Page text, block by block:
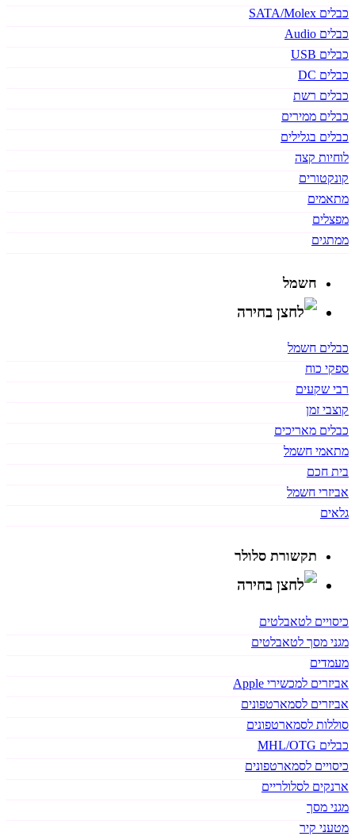
כבלים SATA/Molex
כבלים Audio
כבלים USB
כבלים DC
כבלים רשת
כבלים ממירים
כבלים בגלילים
לוחיות קצה
קונקטורים
מתאמים
מפצלים
ממתגים
חשמל
כבלים חשמל
ספקי כוח
רבי שקעים
קוצבי זמן
כבלים מאריכים
מתאמי חשמל
בית חכם
אביזרי חשמל
גלאים
תקשורת סלולר
כיסויים לטאבלטים
מגני מסך לטאבלטים
מעמדים
אביזרים למכשירי Apple
אביזרים לסמארטפונים
סוללות לסמארטפונים
כבלים MHL/OTG
כיסויים לסמארטפונים
ארנקים לסלולריים
מגני מסך
מטעני קיר